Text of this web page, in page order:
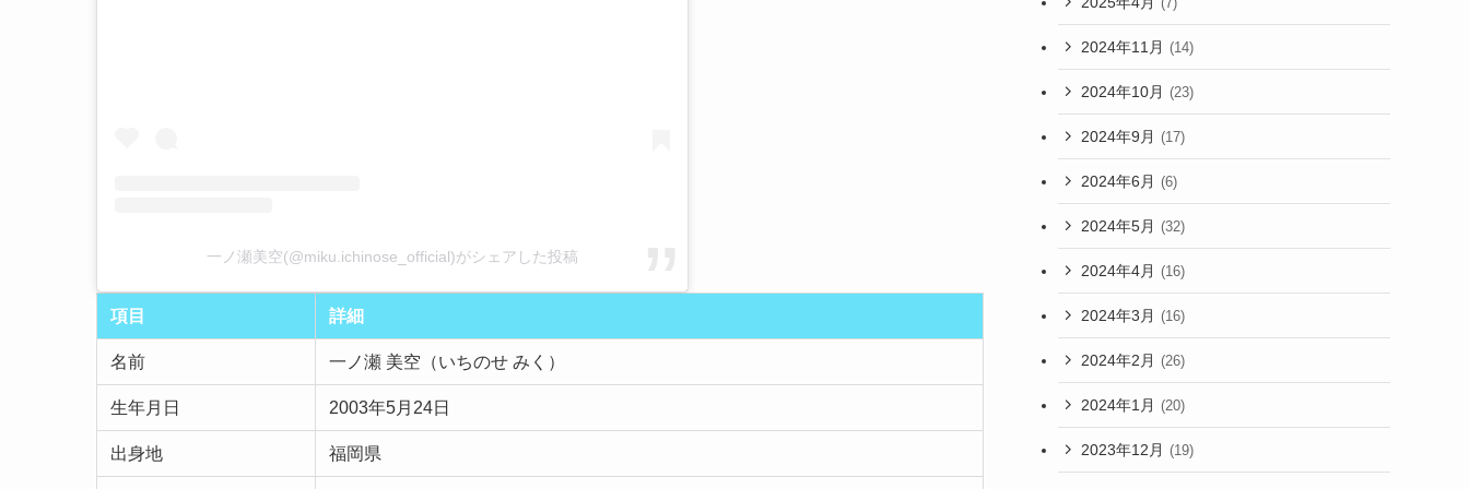
一ノ瀬美空(@miku.ichinose_official)がシェアした投稿
項目 詳細
名前 一ノ瀬 美空（いちのせ みく）
生年月日 2003年5月24日
出身地 福岡県
2024年11月 (14)
2024年10月 (23)
2024年9月 (17)
2024年6月 (6)
2024年5月 (32)
2024年4月 (16)
2024年3月 (16)
2024年2月 (26)
2024年1月 (20)
2023年12月 (19)